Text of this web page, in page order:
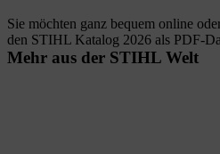
Sie möchten ganz bequem online
den STIHL Katalog 2026 als PDF-
Mehr aus der STIHL Welt